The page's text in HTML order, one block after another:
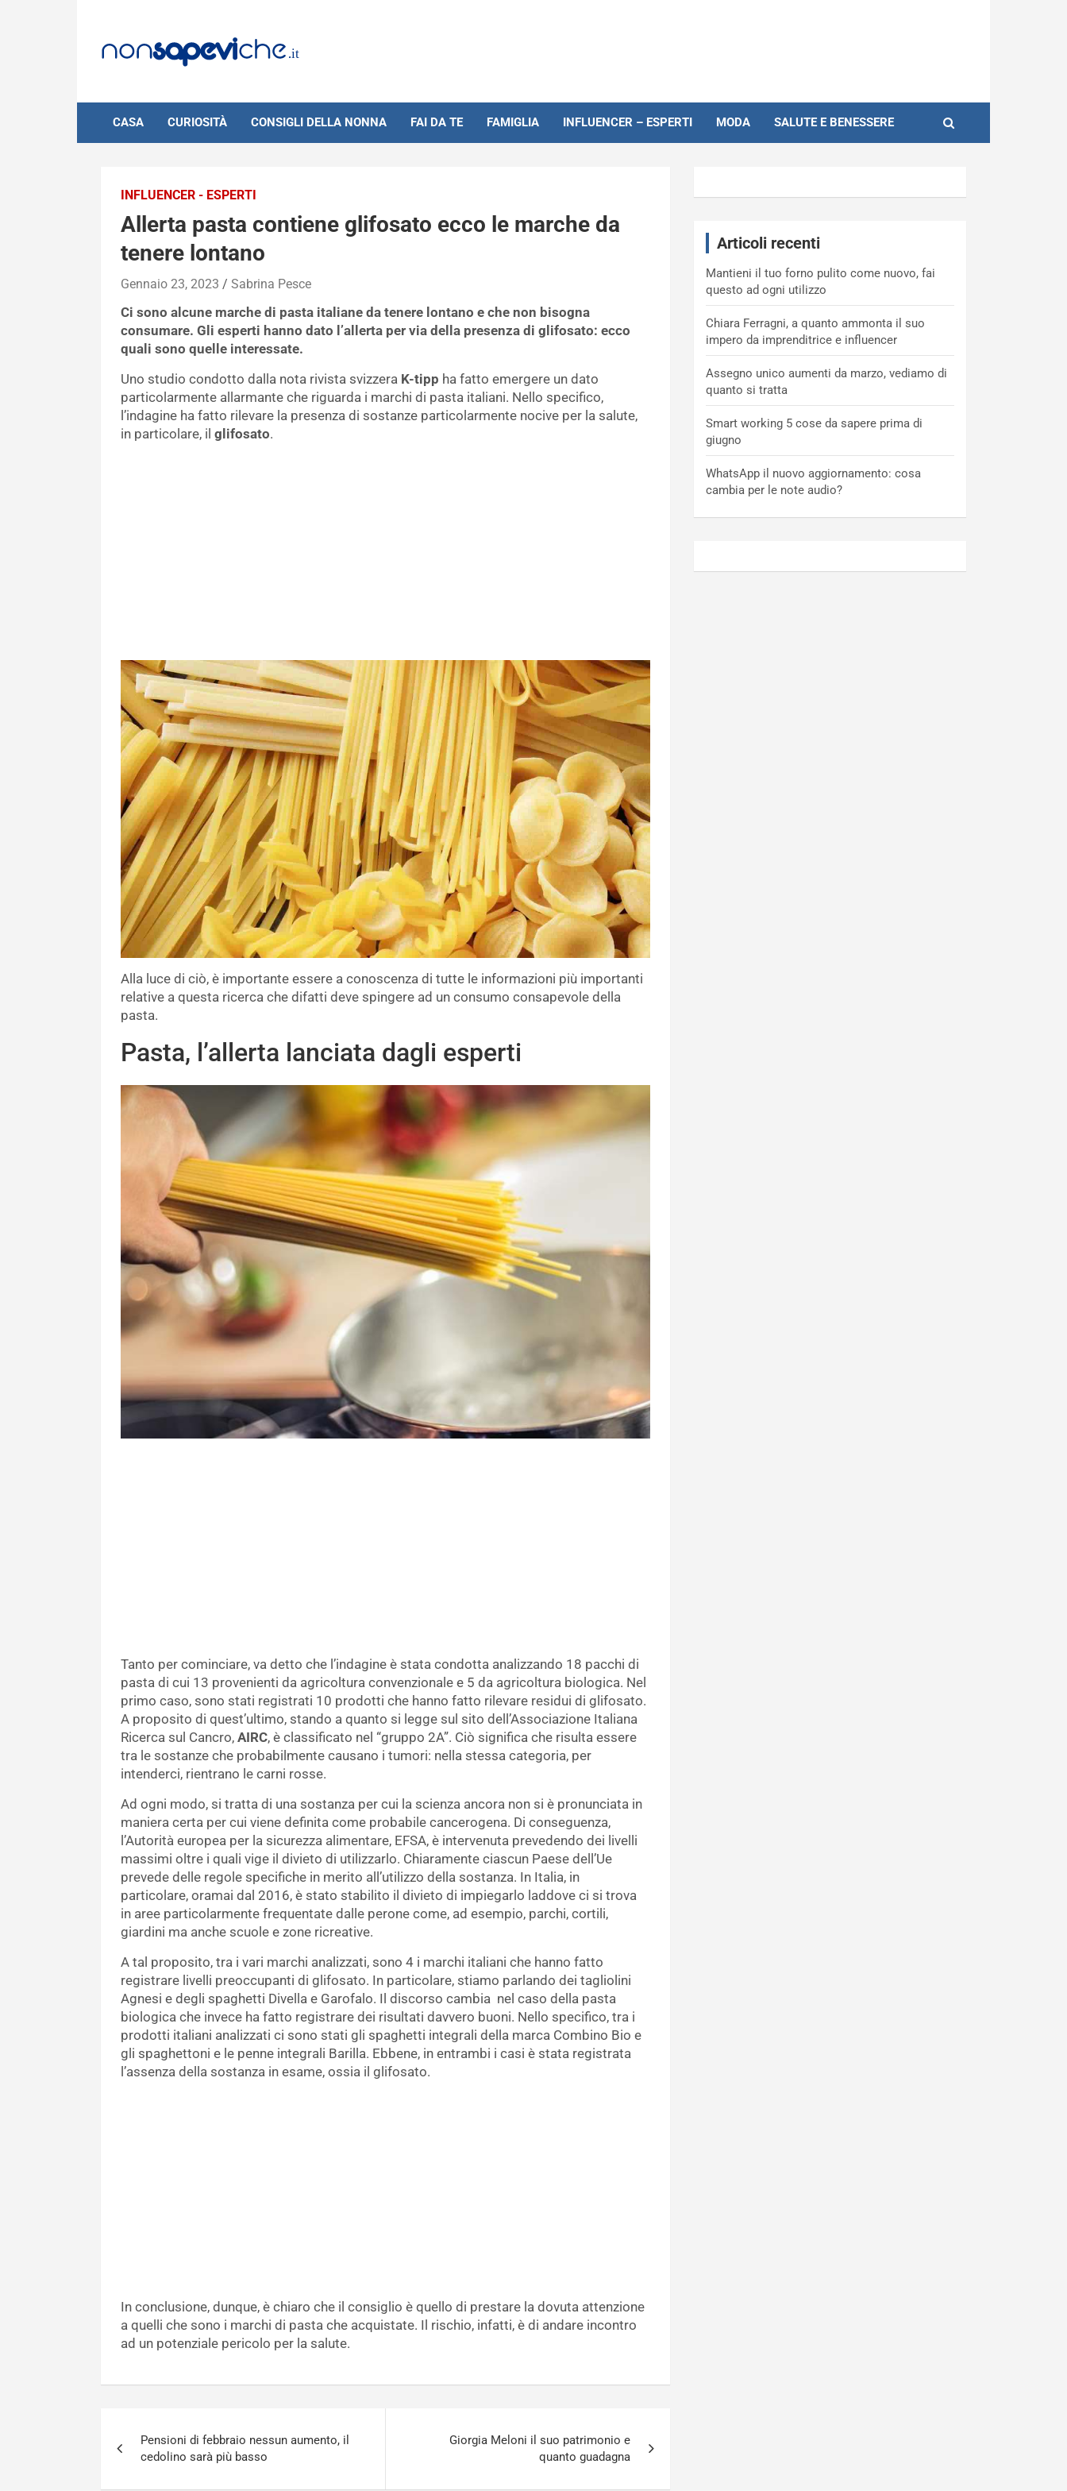
content
CASA CURIOSITÀ CONSIGLI DELLA NONNA FAI DA TE FAMIGLIA INFLUENCER – ESPERTI MODA SALUTE E BENESSERE
INFLUENCER - ESPERTI
Allerta pasta contiene glifosato ecco le marche da
tenere lontano
Gennaio 23, 2023 Sabrina Pesce
Ci sono alcune marche di pasta italiane da tenere lontano e che non bisogna
consumare. Gli esperti hanno dato l’allerta per via della presenza di glifosato: ecco
quali sono quelle interessate.
Uno studio condotto dalla nota rivista svizzera K-tipp ha fatto emergere un dato
particolarmente allarmante che riguarda i marchi di pasta italiani. Nello specifico,
l’indagine ha fatto rilevare la presenza di sostanze particolarmente nocive per la salute,
in particolare, il glifosato.
Alla luce di ciò, è importante essere a conoscenza di tutte le informazioni più importanti
relative a questa ricerca che difatti deve spingere ad un consumo consapevole della
pasta.
Pasta, l’allerta lanciata dagli esperti
Tanto per cominciare, va detto che l’indagine è stata condotta analizzando 18 pacchi di
pasta di cui 13 provenienti da agricoltura convenzionale e 5 da agricoltura biologica. Nel
primo caso, sono stati registrati 10 prodotti che hanno fatto rilevare residui di glifosato.
A proposito di quest’ultimo, stando a quanto si legge sul sito dell’Associazione Italiana
Ricerca sul Cancro, AIRC, è classificato nel “gruppo 2A”. Ciò significa che risulta essere
tra le sostanze che probabilmente causano i tumori: nella stessa categoria, per
intenderci, rientrano le carni rosse.
Ad ogni modo, si tratta di una sostanza per cui la scienza ancora non si è pronunciata in
maniera certa per cui viene definita come probabile cancerogena. Di conseguenza,
l’Autorità europea per la sicurezza alimentare, EFSA, è intervenuta prevedendo dei livelli
massimi oltre i quali vige il divieto di utilizzarlo. Chiaramente ciascun Paese dell’Ue
prevede delle regole specifiche in merito all’utilizzo della sostanza. In Italia, in
particolare, oramai dal 2016, è stato stabilito il divieto di impiegarlo laddove ci si trova
in aree particolarmente frequentate dalle perone come, ad esempio, parchi, cortili,
giardini ma anche scuole e zone ricreative.
A tal proposito, tra i vari marchi analizzati, sono 4 i marchi italiani che hanno fatto
registrare livelli preoccupanti di glifosato. In particolare, stiamo parlando dei tagliolini
Agnesi e degli spaghetti Divella e Garofalo. Il discorso cambia nel caso della pasta
biologica che invece ha fatto registrare dei risultati davvero buoni. Nello specifico, tra i
prodotti italiani analizzati ci sono stati gli spaghetti integrali della marca Combino Bio e
gli spaghettoni e le penne integrali Barilla. Ebbene, in entrambi i casi è stata registrata
l’assenza della sostanza in esame, ossia il glifosato.
In conclusione, dunque, è chiaro che il consiglio è quello di prestare la dovuta attenzione
a quelli che sono i marchi di pasta che acquistate. Il rischio, infatti, è di andare incontro
ad un potenziale pericolo per la salute.
articoli
Pensioni di febbraio nessun aumento, il
cedolino sarà più basso
Giorgia Meloni il suo patrimonio e
quanto guadagna
Articoli recenti
Mantieni il tuo forno pulito come nuovo, fai
questo ad ogni utilizzo
Chiara Ferragni, a quanto ammonta il suo
impero da imprenditrice e influencer
Assegno unico aumenti da marzo, vediamo di
quanto si tratta
Smart working 5 cose da sapere prima di
giugno
WhatsApp il nuovo aggiornamento: cosa
cambia per le note audio?